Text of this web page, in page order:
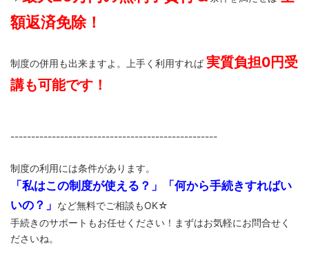
額返済免除！
制度の併用も出来ますよ。上手く利用すれば 実質負担0円受
講も可能です ！
--------------------------------------------------
制度の利用には条件があります。
「私はこの制度が使える？」「何から手続きすればい
いの？」 など無料でご相談もOK☆
手続きのサポートもお任せください！まずはお気軽にお問合せく
ださいね。